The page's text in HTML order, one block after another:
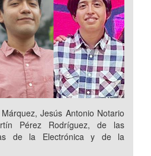
Jesús Antonio Notario
Pérez Rodríguez, de las
de la Electrónica y de la